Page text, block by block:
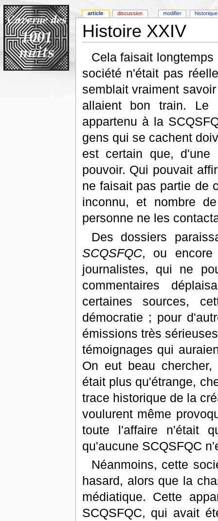
Histoire XXIV
Cela faisait
société n'était pas
semblait vraiment
allaient bon train. Le
appartenu à la
gens qui se cachent
est certain que, d'une
pouvoir. Qui pouvait
ne faisait pas partie de
inconnu, et nombre
personne ne les
Des dossiers
SCQSFQC, ou
journalistes, qui ne
commentaires
certaines sources,
démocratie ; pour
émissions très
témoignages qui
On eut beau
était plus qu'étrange,
trace historique de la
voulurent même
toute l'affaire n'était
qu'aucune SCQSFQC
Néanmoins, cette
hasard, alors que la
médiatique. Cette
SCQSFQC, qui avait
article discussion modifier historique